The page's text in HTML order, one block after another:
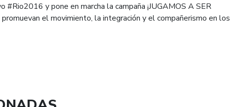
y pone en marcha la campaña ¡JUGAMOS A SER
el movimiento, la integración y el compañerismo en los